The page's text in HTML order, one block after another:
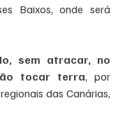
Baixos, onde será
sem atracar, no
tocar terra, por
das Canárias,